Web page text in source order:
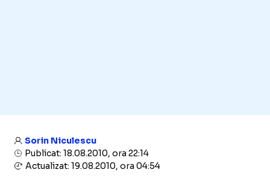
Sorin Niculescu
Publicat: 18.08.2010, ora 22:14
Actualizat: 19.08.2010, ora 04:54